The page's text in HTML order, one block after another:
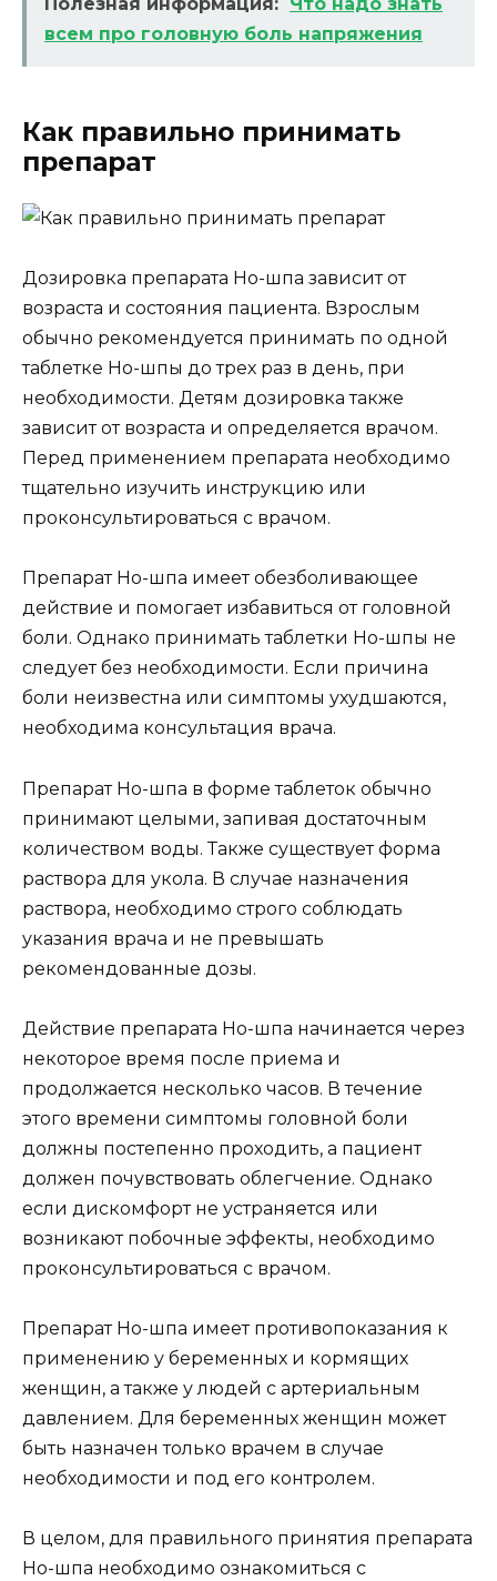
всем про головную боль напряжения
Как правильно принимать
препарат
Дозировка препарата Но-шпа зависит от
возраста и состояния пациента. Взрослым
обычно рекомендуется принимать по одной
таблетке Но-шпы до трех раз в день, при
необходимости. Детям дозировка также
зависит от возраста и определяется врачом.
Перед применением препарата необходимо
тщательно изучить инструкцию или
проконсультироваться с врачом.
Препарат Но-шпа имеет обезболивающее
действие и помогает избавиться от головной
боли. Однако принимать таблетки Но-шпы не
следует без необходимости. Если причина
боли неизвестна или симптомы ухудшаются,
необходима консультация врача.
Препарат Но-шпа в форме таблеток обычно
принимают целыми, запивая достаточным
количеством воды. Также существует форма
раствора для укола. В случае назначения
раствора, необходимо строго соблюдать
указания врача и не превышать
рекомендованные дозы.
Действие препарата Но-шпа начинается через
некоторое время после приема и
продолжается несколько часов. В течение
этого времени симптомы головной боли
должны постепенно проходить, а пациент
должен почувствовать облегчение. Однако
если дискомфорт не устраняется или
возникают побочные эффекты, необходимо
проконсультироваться с врачом.
Препарат Но-шпа имеет противопоказания к
применению у беременных и кормящих
женщин, а также у людей с артериальным
давлением. Для беременных женщин может
быть назначен только врачем в случае
необходимости и под его контролем.
В целом, для правильного принятия препарата
Но-шпа необходимо ознакомиться с